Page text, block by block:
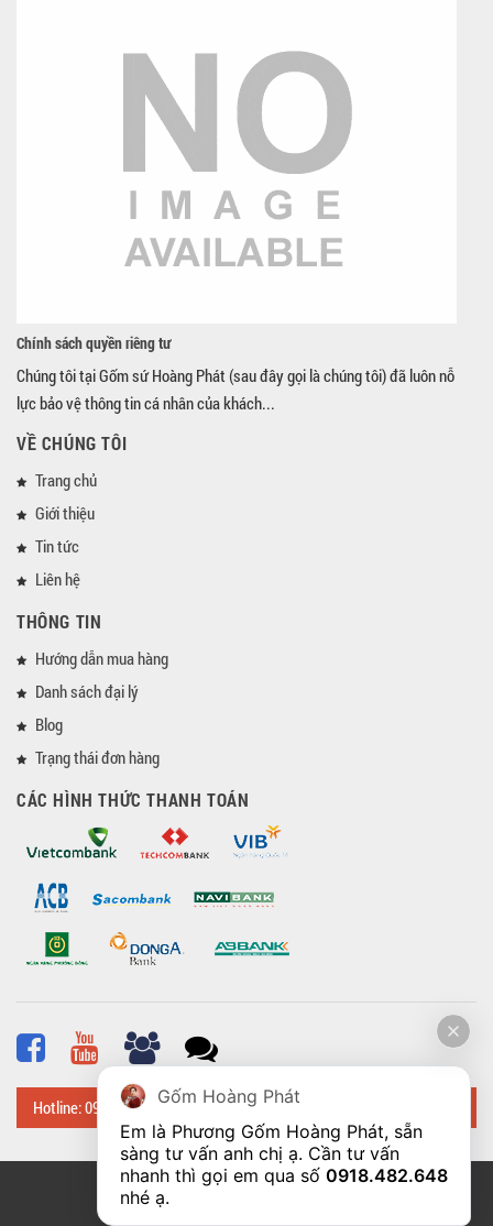
Chính sách quyền riêng tư
Chúng tôi tại Gốm sứ Hoàng Phát (sau đây gọi là chúng tôi) đã luôn nỗ
lực bảo vệ thông tin cá nhân của khách...
VỀ CHÚNG TÔI
Trang chủ
Giới thiệu
Tin tức
Liên hệ
THÔNG TIN
Hướng dẫn mua hàng
Danh sách đại lý
Blog
Trạng thái đơn hàng
CÁC HÌNH THỨC THANH TOÁN
Hotline: 0918 482 648
© Bản quyền thuộc về
Gốm Hoàng Phát
Em là Phương Gốm Hoàng Phát, sẵn
sàng tư vấn anh chị ạ. Cần tư vấn
nhanh thì gọi em qua số 0918.482.648
nhé ạ.